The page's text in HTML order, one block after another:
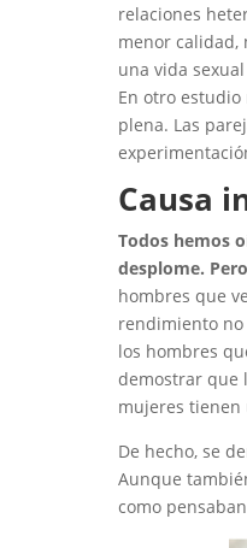
relaciones
menor calidad,
una vida
En otro
plena. Las
Causa
Todos hemos
desplome.
hombres que
rendimiento
los hombres
demostrar que
mujeres
De hecho, se
Aunque
como